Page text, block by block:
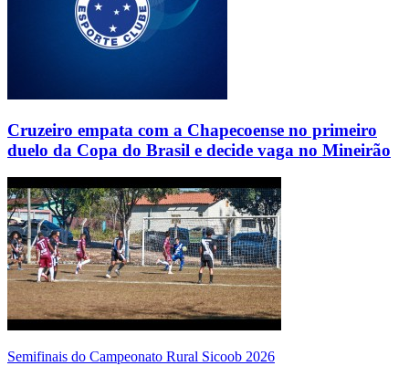
Cruzeiro empata com a Chapecoense no primeiro
duelo da Copa do Brasil e decide vaga no Mineirão
Semifinais do Campeonato Rural Sicoob 2026